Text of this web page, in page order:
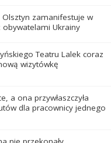
Olsztyn zamanifestuje w
obywatelami Ukrainy
Teatru Lalek coraz
wizytówkę
a ona przywłaszczyła
dla pracownicy jednego